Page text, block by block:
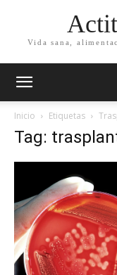
Vida sana,
Inicio Etiquetas
Tag: